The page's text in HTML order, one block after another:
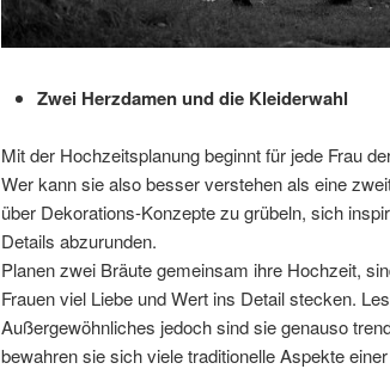
Zwei Herzdamen und die Kleiderwahl
Mit der Hochzeitsplanung beginnt für jede Frau
Wer kann sie also besser verstehen als eine
über Dekorations-Konzepte zu grübeln, sich
Details abzurunden.
Planen zwei Bräute gemeinsam ihre Hochzeit,
Frauen viel Liebe und Wert ins Detail stecken.
Außergewöhnliches jedoch sind sie genauso
bewahren sie sich viele traditionelle Aspekte